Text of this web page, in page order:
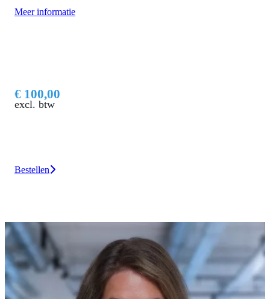
Meer informatie
€ 100,00
excl. btw
Bestellen